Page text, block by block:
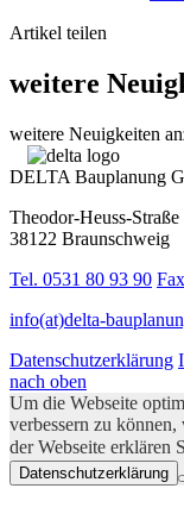
Artikel teilen
weitere
weitere Neuigkeiten
DELTA Bauplanung
Theodor-Heuss-Straße
38122 Braunschweig
Tel. 0531 80 93 90
info(at)delta-
Datenschutzerklärung
nach oben
Um die Webseite
verbessern zu
der Webseite erklären
Datenschutzerklärung